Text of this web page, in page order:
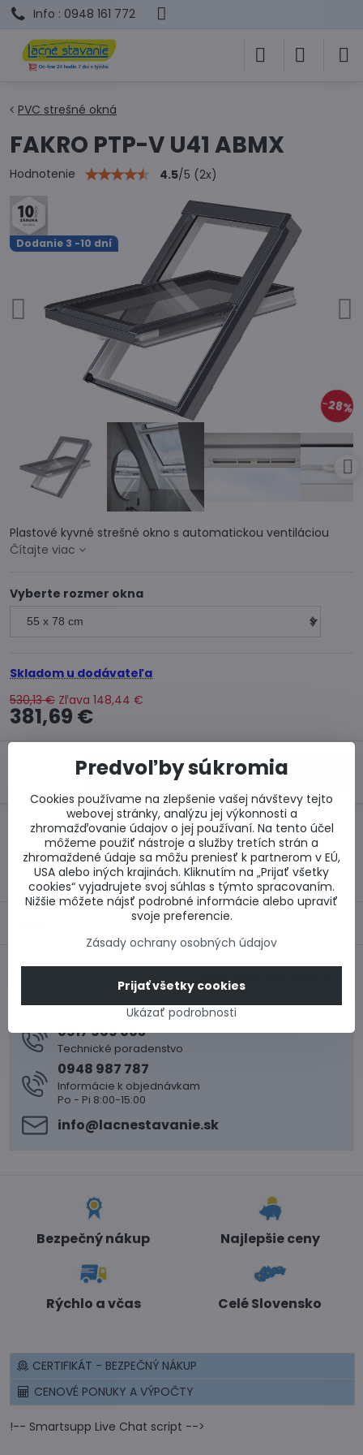
Info : 0948 161 772
Dodanie 3 -10 dní
28%
PVC strešné okná
FAKRO PTP-V U41 ABMX
Hodnotenie 4.5/5 (2x)
Plastové kyvné strešné okno s automatickou ventiláciou
Čítajte viac
Vyberte rozmer okna
Skladom u dodávateľa
530,13 € Zľava 148,44 €
381,69 €
Do košíka
Otázka k produktu Doručenia
Výrobca:
Nasledujúci produkt
0917 969 003
Technické poradenstvo
0948 987 787
Informácie k objednávkam
Po - Pi 8:00-15:00
info​@lacnestavanie​.sk
Bezpečný nákup Najlepšie ceny
Rýchlo a včas Celé Slovensko
CERTIFIKÁT - BEZPEČNÝ NÁKUP
CENOVÉ PONUKY A VÝPOČTY
!-- Smartsupp Live Chat script -->
Predvoľby súkromia
Cookies používame na zlepšenie vašej návštevy tejto
webovej stránky, analýzu jej výkonnosti a
zhromažďovanie údajov o jej používaní. Na tento účel
môžeme použiť nástroje a služby tretích strán a
zhromaždené údaje sa môžu preniesť k partnerom v EÚ,
USA alebo iných krajinách. Kliknutím na „Prijať všetky
cookies“ vyjadrujete svoj súhlas s týmto spracovaním.
Nižšie môžete nájsť podrobné informácie alebo upraviť
svoje preferencie.
Zásady ochrany osobných údajov
Ukázať podrobnosti
Prijať všetky cookies